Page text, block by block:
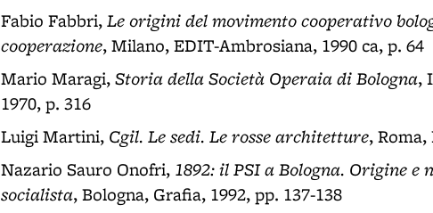
Fabio Fabbri,Le origini del movimento cooperativo
cooperazione, Milano, EDIT-Ambrosiana, 1990 ca, p. 64
Mario Maragi,Storia della Società Operaia di Bologna,
1970, p. 316
Luigi Martini, Cgil. Le sedi. Le rosse architetture, Roma,
Nazario Sauro Onofri, 1892: il PSI a Bologna. Origine e
socialista, Bologna, Grafia, 1992, pp. 137-138